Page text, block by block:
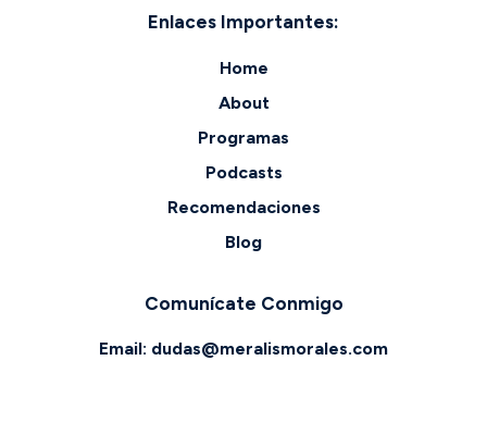
Enlaces Importantes:
Home
About
Programas
Podcasts
Recomendaciones
Blog
Comunícate Conmigo
Email: dudas@meralismorales.com